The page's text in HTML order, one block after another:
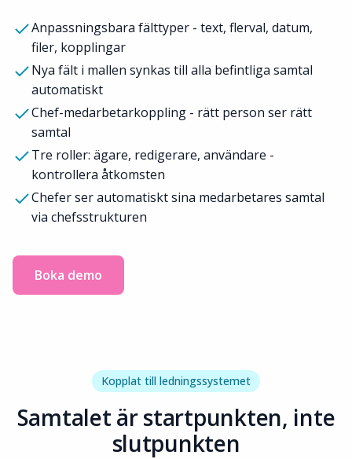
Anpassningsbara fälttyper - text, flerval, datum,
filer, kopplingar
Nya fält i mallen synkas till alla befintliga samtal
automatiskt
Chef-medarbetarkoppling - rätt person ser rätt
samtal
Tre roller: ägare, redigerare, användare -
kontrollera åtkomsten
Chefer ser automatiskt sina medarbetares samtal
via chefsstrukturen
Boka demo
Kopplat till ledningssystemet
Samtalet är startpunkten, inte
slutpunkten